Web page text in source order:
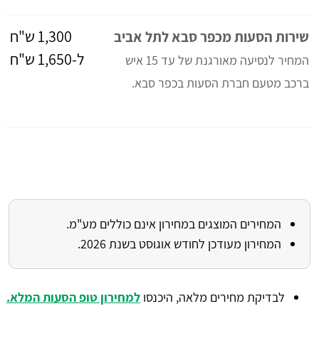
שירות הסעות מכפר סבא לתל אביב
המחיר לנסיעה מאורגנת של עד 15 איש
ברכב מטעם חברת הסעות בכפר סבא.
1,300 ש"ח
ל-1,650 ש"ח
המחירים המוצגים במחירון אינם כוללים מע"מ.
המחירון מעודכן לחודש אוגוסט בשנת 2026.
לבדיקת מחירים מלאה, היכנסו למחירון טופ הסעות המלא.